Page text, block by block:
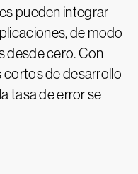
pueden integrar
de modo
desde cero. Con
cortos de desarrollo
tasa de error se